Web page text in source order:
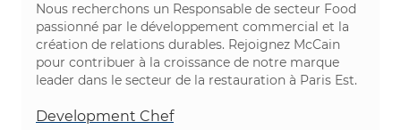
Nous recherchons un Responsable de secteur Food
passionné par le développement commercial et la
création de relations durables. Rejoignez McCain
pour contribuer à la croissance de notre marque
leader dans le secteur de la restauration à Paris Est.
Development Chef